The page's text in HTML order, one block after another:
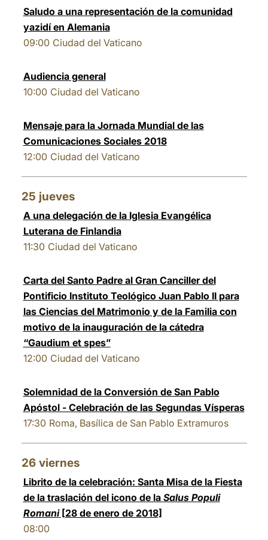
Saludo a una representación de la comunidad
yazidí en Alemania
09:00 Ciudad del Vaticano
Audiencia general
10:00 Ciudad del Vaticano
Mensaje para la Jornada Mundial de las
Comunicaciones Sociales 2018
12:00 Ciudad del Vaticano
25 jueves
A una delegación de la Iglesia Evangélica
Luterana de Finlandia
11:30 Ciudad del Vaticano
Carta del Santo Padre al Gran Canciller del
Pontificio Instituto Teológico Juan Pablo II para
las Ciencias del Matrimonio y de la Familia con
motivo de la inauguración de la cátedra
“Gaudium et spes”
12:00 Ciudad del Vaticano
Solemnidad de la Conversión de San Pablo
Apóstol - Celebración de las Segundas Vísperas
17:30 Roma, Basílica de San Pablo Extramuros
26 viernes
Librito de la celebración: Santa Misa de la Fiesta
de la traslación del icono de la Salus Populi
Romani[28 de enero de 2018]
08:00